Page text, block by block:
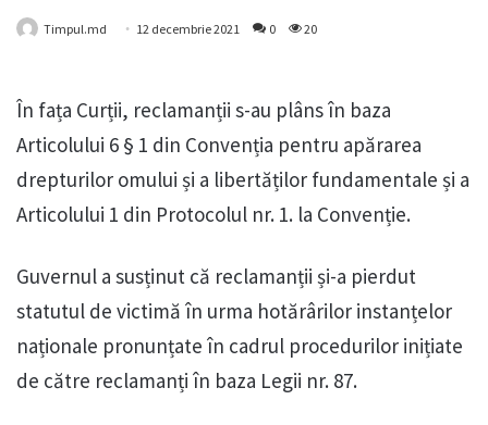
Timpul.md 12 decembrie 2021 0 20
În fața Curții, reclamanții s-au plâns în baza
Articolului 6 § 1 din Convenția pentru apărarea
drepturilor omului și a libertăților fundamentale și a
Articolului 1 din Protocolul nr. 1. la Convenție.
Guvernul a susținut că reclamanții și-a pierdut
statutul de victimă în urma hotărârilor instanțelor
naționale pronunțate în cadrul procedurilor inițiate
de către reclamanți în baza Legii nr. 87.